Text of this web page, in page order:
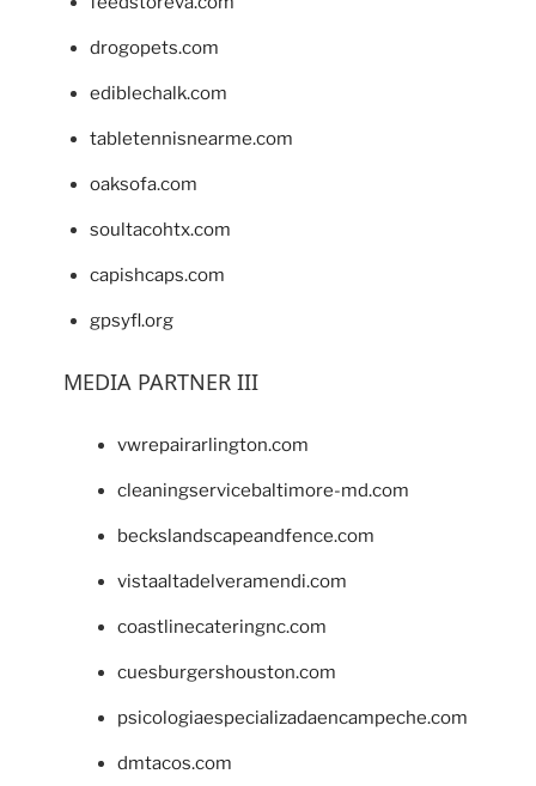
drogopets.com
ediblechalk.com
tabletennisnearme.com
oaksofa.com
soultacohtx.com
capishcaps.com
gpsyfl.org
MEDIA PARTNER III
vwrepairarlington.com
cleaningservicebaltimore-md.com
beckslandscapeandfence.com
vistaaltadelveramendi.com
coastlinecateringnc.com
cuesburgershouston.com
psicologiaespecializadaencampeche.com
dmtacos.com